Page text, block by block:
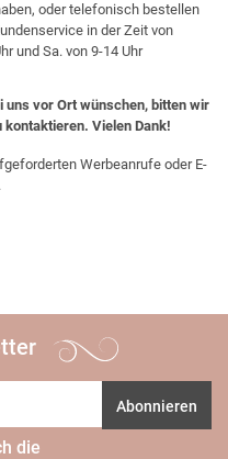
oder telefonisch bestellen
in der Zeit von
und Sa. von 9-14 Uhr
uns vor Ort wünschen, bitten wir
Vielen Dank!
Werbeanrufe oder E-
Abonnieren
die